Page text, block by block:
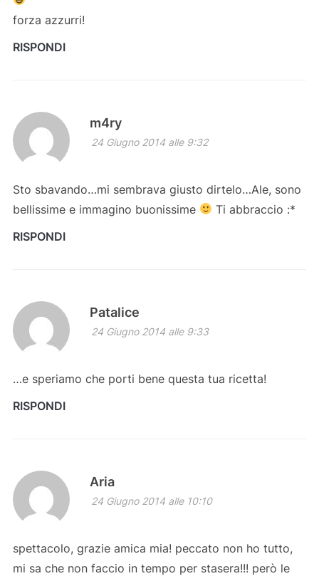
forza azzurri!
RISPONDI
m4ry
24 Giugno 2014 alle 9:32
Sto sbavando…mi sembrava giusto dirtelo…Ale, sono
bellissime e immagino buonissime
Ti abbraccio :*
RISPONDI
Patalice
24 Giugno 2014 alle 9:33
…e speriamo che porti bene questa tua ricetta!
RISPONDI
Aria
24 Giugno 2014 alle 10:10
spettacolo, grazie amica mia! peccato non ho tutto,
mi sa che non faccio in tempo per stasera!!! però le